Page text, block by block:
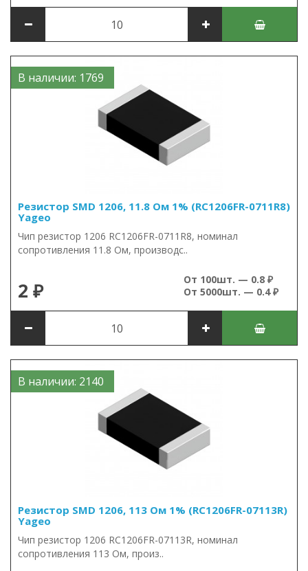
В наличии: 1769
Резистор SMD 1206, 11.8 Ом 1% (RC1206FR-0711R8)
Yageo
Чип резистор 1206 RC1206FR-0711R8, номинал
сопротивления 11.8 Ом, производс..
2 ₽
От 100шт. — 0.8 ₽
От 5000шт. — 0.4 ₽
В наличии: 2140
Резистор SMD 1206, 113 Ом 1% (RC1206FR-07113R)
Yageo
Чип резистор 1206 RC1206FR-07113R, номинал
сопротивления 113 Ом, произ..